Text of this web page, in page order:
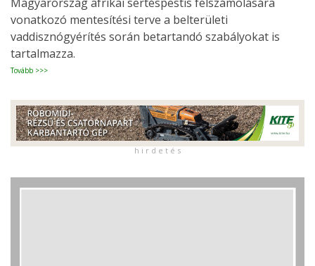
vonatkozó mentesítési terve a belterületi
vaddisznógyérítés során betartandó szabályokat is
tartalmazza.
Tovább >>>
h i r d e t é s